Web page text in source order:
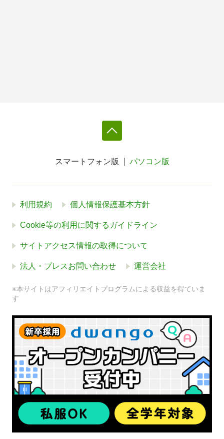
スマートフォン版 パソコン版
利用規約 個人情報保護基本方針
Cookie等の利用に関するガイドライン
サイトアクセス情報の取得について
法人・プレスお問い合わせ 運営会社
※本サイトはアフィリエイトプログラムによる収益を得ていま
す